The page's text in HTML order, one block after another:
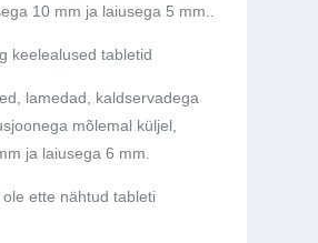
10 mm ja laiusega 5 mm..
keelealused tabletid
lamedad, kaldservadega
mõlemal küljel,
ja laiusega 6 mm.
ette nähtud tableti